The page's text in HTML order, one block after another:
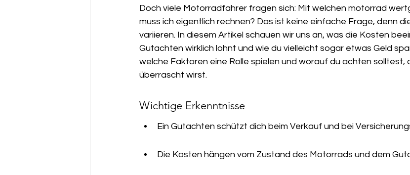
Doch viele Motorradfahrer fragen sich: Mit welchen motorrad
muss ich eigentlich rechnen? Das ist keine einfache Frage, denn
variieren. In diesem Artikel schauen wir uns an, was die Kosten
Gutachten wirklich lohnt und wie du vielleicht sogar etwas Geld
welche Faktoren eine Rolle spielen und worauf du achten solltest,
überrascht wirst.
Wichtige Erkenntnisse
Ein Gutachten schützt dich beim Verkauf und bei
Die Kosten hängen vom Zustand des Motorrads und dem